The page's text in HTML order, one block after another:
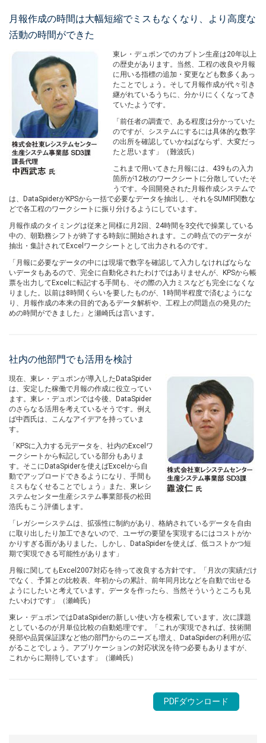
月報作成の時間は大幅短縮でミスもなくなり、より高度な
活動の時間ができた
東レ・デュポンでのカプトン生産は20年以上
の歴史があります。当然、工程の改良や月報
に用いる指標の追加・変更なども数多くあっ
たことでしょう。そして月報作成が代々引き
継がれているうちに、分かりにくくなってき
ていたようです。
「前任者の調査で、ある程度は分かっていた
のですが、システムにするには具体的な数字
の出所を確認していかねばならず、大変だっ
たと思います」（難波氏）
これまで用いてきた月報には、439もの入力
箇所が12枚のワークシートに分散していたそ
うです。今回開発された月報作成システムで
は、DataSpiderがKPSから一括で必要なデータを抽出し、それをSUMIF関数な
どで各工程のワークシートに振り分けるようにしています。
月報作成のタイミングは従来と同様に月2回、24時間を3交代で操業している
中の、朝勤務シフトが終了する時刻に開始されます。この時点でのデータが
抽出・集計されてExcelワークシートとして出力されるのです。
「月報に必要なデータの中には現場で数字を確認して入力しなければならな
いデータもあるので、完全に自動化されたわけではありませんが、KPSから帳
票を出力してExcelに転記する手間も、その際の入力ミスなども完全になくな
りました。以前は8時間くらいを要したものが、1時間半程度で済むようにな
り、月報作成の本来の目的であるデータ解析や、工程上の問題点の発見のた
めの時間ができました」と瀬崎氏は言います。
社内の他部門でも活用を検討
現在、東レ・デュポンが導入したDataSpider
は、安定した稼働で月報の作成に役立ってい
ます。東レ・デュポンでは今後、DataSpider
のさらなる活用を考えているそうです。例え
ば中西氏は、こんなアイデアを持っていま
す。
「KPSに入力する元データを、社内のExcelワ
ークシートから転記している部分もありま
す。そこにDataSpiderを使えばExcelから自
動でアップロードできるようになり、手間も
ミスもなくせることでしょう」また、東レシ
ステムセンター生産システム事業部長の松田
浩氏もこう評価します。
「レガシーシステムは、拡張性に制約があり、格納されているデータを自由
に取り出したり加工できないので、ユーザの要望を実現するにはコストがか
かりすぎる面がありました。しかし、DataSpiderを使えば、低コストかつ短
期で実現できる可能性があります」
月報に関してもExcel2007対応を待って改良する方針です。「月次の実績だけ
でなく、予算との比較表、年初からの累計、前年同月比などを自動で出せる
ようにしたいと考えています。データを作ったら、当然そういうところも見
たいわけです」（瀬崎氏）
東レ・デュポンではDataSpiderの新しい使い方を模索しています。次に課題
としているのが月単位比較の自動処理です。「これが実現できれば、技術開
発部や品質保証課など他の部門からのニーズも増え、DataSpiderの利用が広
がることでしょう。アプリケーションの対応状況を待つ必要もありますが、
これからに期待しています」（瀬崎氏）
PDFダウンロード